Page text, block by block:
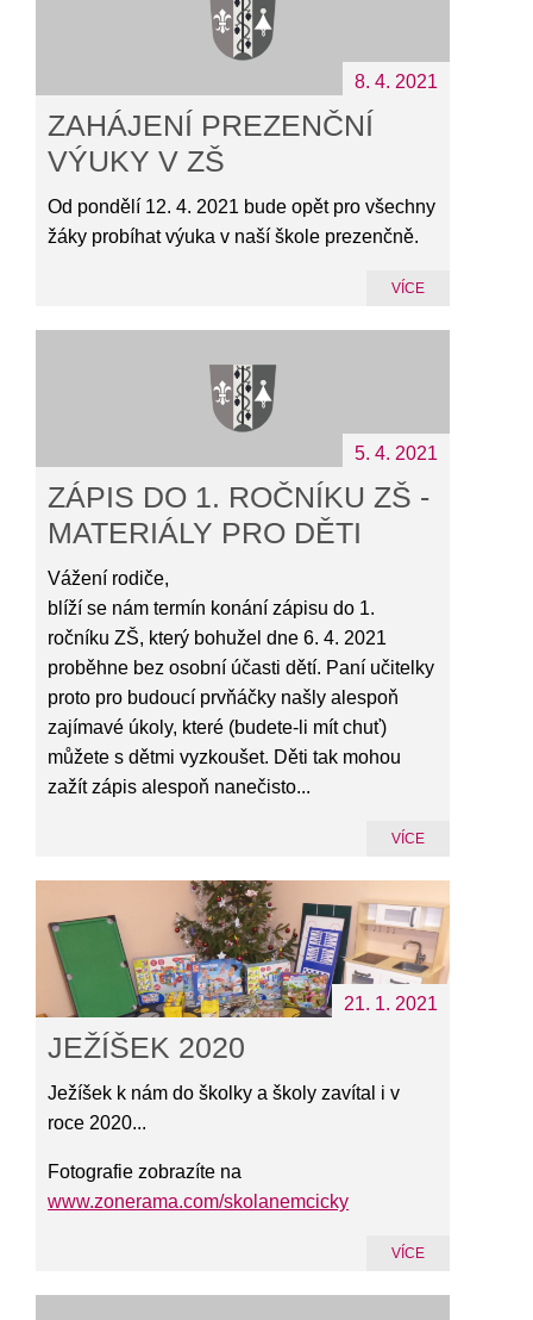
8. 4. 2021
ZAHÁJENÍ PREZENČNÍ
VÝUKY V ZŠ
Od pondělí 12. 4. 2021 bude opět pro všechny
žáky probíhat výuka v naší škole prezenčně.
VÍCE
5. 4. 2021
ZÁPIS DO 1. ROČNÍKU ZŠ -
MATERIÁLY PRO DĚTI
Vážení rodiče,
blíží se nám termín konání zápisu do 1.
ročníku ZŠ, který bohužel dne 6. 4. 2021
proběhne bez osobní účasti dětí. Paní učitelky
proto pro budoucí prvňáčky našly alespoň
zajímavé úkoly, které (budete-li mít chuť)
můžete s dětmi vyzkoušet. Děti tak mohou
zažít zápis alespoň nanečisto...
VÍCE
21. 1. 2021
JEŽÍŠEK 2020
Ježíšek k nám do školky a školy zavítal i v
roce 2020...
Fotografie zobrazíte na
www.zonerama.com/skolanemcicky
VÍCE